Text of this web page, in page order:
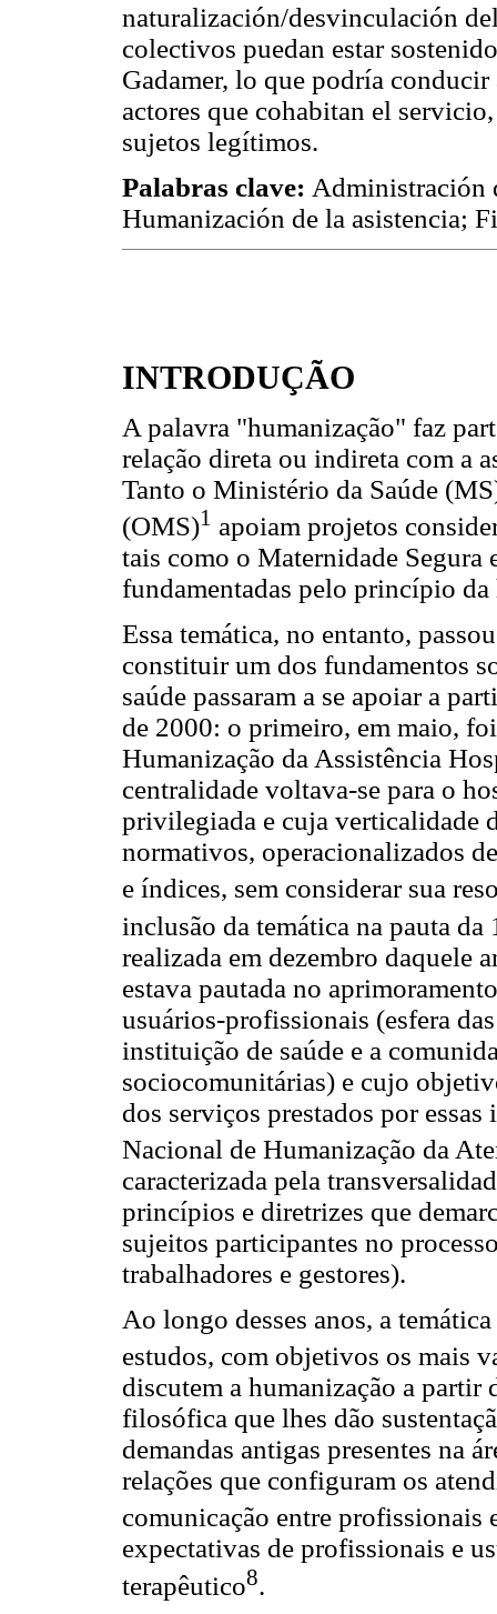
naturalización/desvinculación
colectivos puedan estar
Gadamer, lo que podría
actores que cohabitan el
sujetos legítimos.
Palabras clave: Administración
Humanización de la asistencia;
INTRODUÇÃO
A palavra "humanização" faz
relação direta ou indireta com a
Tanto o Ministério da Saúde
(OMS)1 apoiam projetos
tais como o Maternidade Segura
fundamentadas pelo princípio da
Essa temática, no entanto,
constituir um dos fundamentos
saúde passaram a se apoiar a
de 2000: o primeiro, em maio,
Humanização da Assistência
centralidade voltava-se para o
privilegiada e cuja verticalidade
normativos, operacionalizados
e índices, sem considerar sua
inclusão da temática na pauta da
realizada em dezembro daquele
estava pautada no
usuários-profissionais (esfera
instituição de saúde e a
sociocomunitárias) e cujo
dos serviços prestados por
Nacional de Humanização da
caracterizada pela
princípios e diretrizes que
sujeitos participantes no
trabalhadores e gestores).
Ao longo desses anos, a
estudos, com objetivos os mais
discutem a humanização a partir
filosófica que lhes dão
demandas antigas presentes na
relações que configuram os
comunicação entre profissionais
expectativas de profissionais e
terapêutico8.